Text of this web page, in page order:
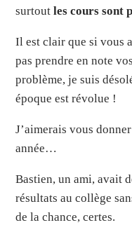
surtoutles cours sont
Il est clair que si vous
pas prendre en note
problème, je suis
époque est révolue !
J’aimerais vous
année…
Bastien, un ami, avait
résultats au collège
de la chance, certes.